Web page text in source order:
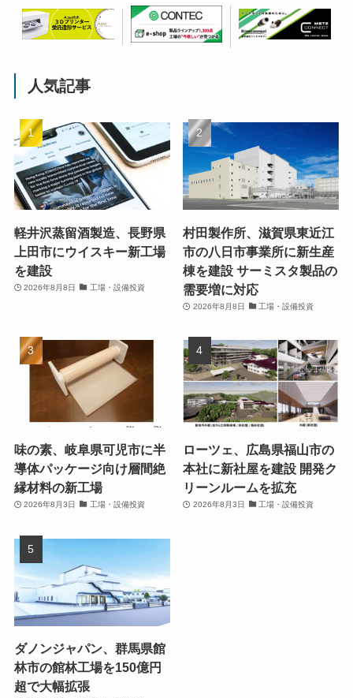
人気記事
軽井沢蒸留酒製造、長野県
上田市にウイスキー新工場
を建設
2026年8月8日 工場・設備投資
村田製作所、滋賀県東近江
市の八日市事業所に新生産
棟を建設 サーミスタ製品の
需要増に対応
2026年8月8日 工場・設備投資
味の素、岐阜県可児市に半
導体パッケージ向け層間絶
縁材料の新工場
2026年8月3日 工場・設備投資
ローツェ、広島県福山市の
本社に新社屋を建設 開発ク
リーンルームを拡充
2026年8月3日 工場・設備投資
ダノンジャパン、群馬県館
林市の館林工場を150億円
超で大幅拡張